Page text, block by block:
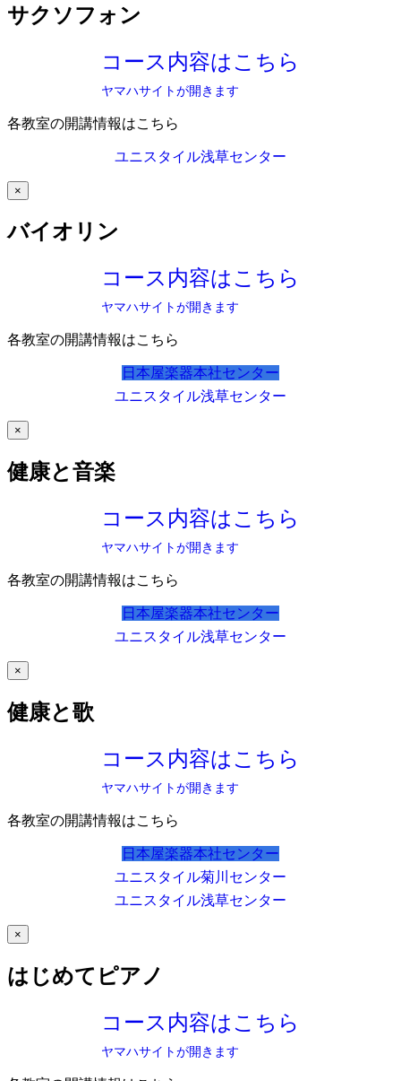
サクソフォン
コース内容はこちら
ヤマハサイトが開きます
各教室の開講情報はこちら
ユニスタイル浅草センター
×
バイオリン
コース内容はこちら
ヤマハサイトが開きます
各教室の開講情報はこちら
日本屋楽器本社センター
ユニスタイル浅草センター
×
健康と音楽
コース内容はこちら
ヤマハサイトが開きます
各教室の開講情報はこちら
日本屋楽器本社センター
ユニスタイル浅草センター
×
健康と歌
コース内容はこちら
ヤマハサイトが開きます
各教室の開講情報はこちら
日本屋楽器本社センター
ユニスタイル菊川センター
ユニスタイル浅草センター
×
はじめてピアノ
コース内容はこちら
ヤマハサイトが開きます